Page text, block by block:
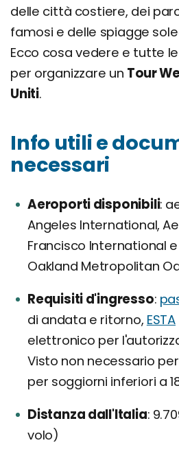
delle città costiere, dei
famosi e delle spiagge
Ecco cosa vedere e tutte
per organizzare un Tour
Uniti.
Info utili e
necessari
Aeroporti disponibili
Angeles International,
Francisco International
Oakland Metropolitan
Requisiti d'ingresso
di andata e ritorno, ESTA
elettronico per
Visto non necessario
per soggiorni inferiori a
Distanza dall'Italia
volo)